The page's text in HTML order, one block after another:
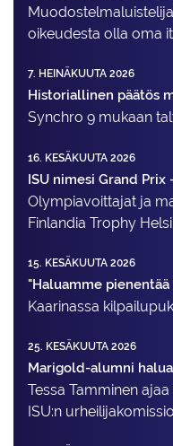
oikeudesta olla oma
7. HEINÄKUUTA 2026
Historiallinen päätös
Synchro 9 mukaan
16. KESÄKUUTA 2026
ISU nimesi Grand
Olympiavoittajat ja
Finlandia Trophy
15. KESÄKUUTA 2026
"Haluamme
Kaarinassa
25. KESÄKUUTA 2026
Marigold-alumni
Tessa Tamminen
ISU:n